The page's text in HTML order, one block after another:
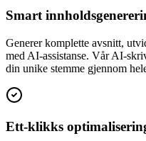
Smart
Generer komplette avsnitt,
med AI-assistanse. Vår AI-
din unike stemme gjennom
Ett-klikks